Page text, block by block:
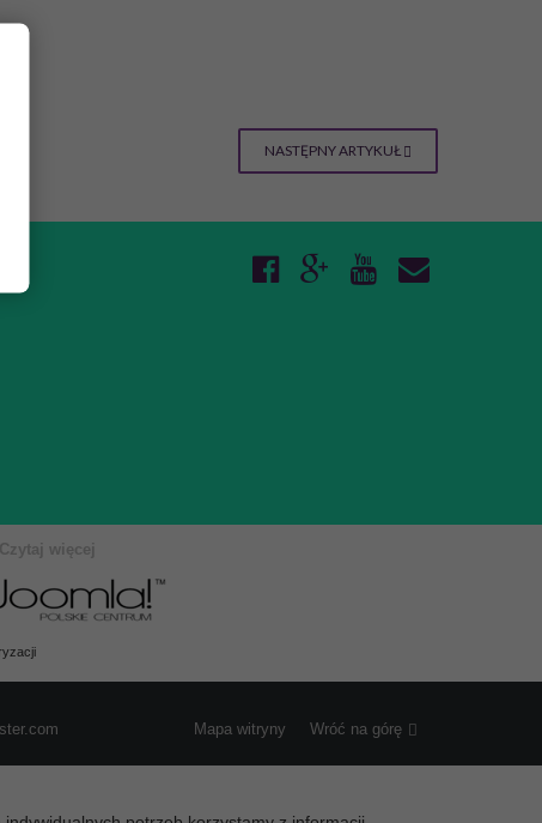
NASTĘPNY ARTYKUŁ
Czytaj więcej
Mapa witryny Wróć na górę